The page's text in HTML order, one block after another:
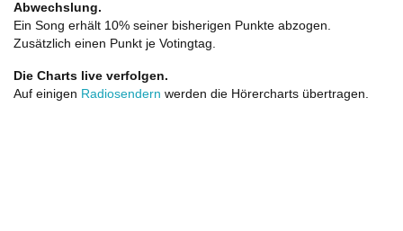
Abwechslung.
Ein Song erhält 10% seiner bisherigen Punkte abzogen.
Zusätzlich einen Punkt je Votingtag.
Die Charts live verfolgen.
Auf einigen Radiosendern werden die Hörercharts übertragen.